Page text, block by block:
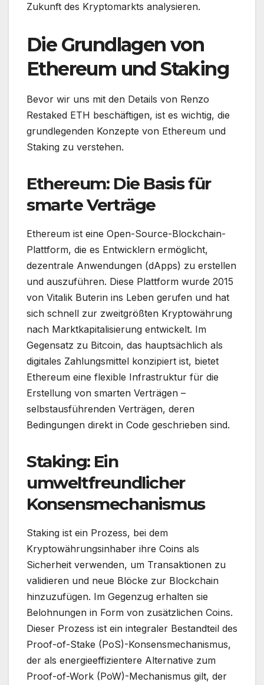
Zukunft des Kryptomarkts analysieren.
Die Grundlagen von
Ethereum und Staking
Bevor wir uns mit den Details von Renzo
Restaked ETH beschäftigen, ist es wichtig, die
grundlegenden Konzepte von Ethereum und
Staking zu verstehen.
Ethereum: Die Basis für
smarte Verträge
Ethereum ist eine Open-Source-Blockchain-
Plattform, die es Entwicklern ermöglicht,
dezentrale Anwendungen (dApps) zu erstellen
und auszuführen. Diese Plattform wurde 2015
von Vitalik Buterin ins Leben gerufen und hat
sich schnell zur zweitgrößten Kryptowährung
nach Marktkapitalisierung entwickelt. Im
Gegensatz zu Bitcoin, das hauptsächlich als
digitales Zahlungsmittel konzipiert ist, bietet
Ethereum eine flexible Infrastruktur für die
Erstellung von smarten Verträgen –
selbstausführenden Verträgen, deren
Bedingungen direkt in Code geschrieben sind.
Staking: Ein
umweltfreundlicher
Konsensmechanismus
Staking ist ein Prozess, bei dem
Kryptowährungsinhaber ihre Coins als
Sicherheit verwenden, um Transaktionen zu
validieren und neue Blöcke zur Blockchain
hinzuzufügen. Im Gegenzug erhalten sie
Belohnungen in Form von zusätzlichen Coins.
Dieser Prozess ist ein integraler Bestandteil des
Proof-of-Stake (PoS)-Konsensmechanismus,
der als energieeffizientere Alternative zum
Proof-of-Work (PoW)-Mechanismus gilt, der